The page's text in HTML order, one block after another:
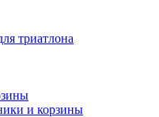
триатлона
и корзины